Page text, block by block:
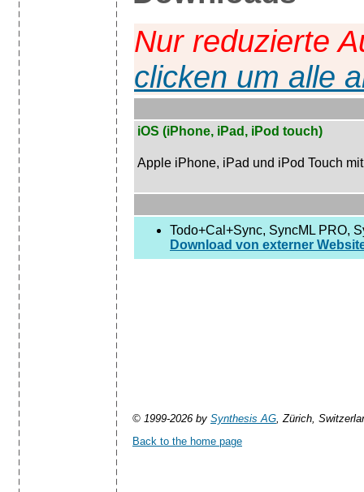
Nur reduzierte
clicken um alle
iOS (iPhone, iPad, iPod touch)
Apple iPhone, iPad und iPod Touch
Todo+Cal+Sync, SyncML PRO,
Download von externer
© 1999-2026 by Synthesis AG , Zürich,
Back to the home page